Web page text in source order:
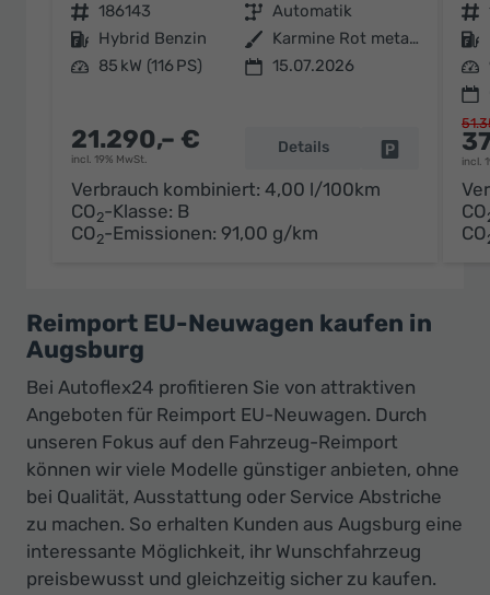
Fahrzeugnr. 186143 Getriebe Automatik
Kraftstoff Hybrid Benzin Außenfarbe
Karmine Rot metallic
Leistung 85 kW (116 PS) 15.07.2026
21.290,– €
incl. 19% MwSt.
Details Fahrzeug
Verbrauch kombiniert: 4,00 l/100km
CO2-Klasse: B
CO2-Emissionen: 91,00 g/km
Fahrzeugnr.
Kraftstoff
Leistung
incl.
CO
CO
Reimport EU-Neuwagen kaufen in
Augsburg
Bei Autoflex24 profitieren Sie von attraktiven
Angeboten für Reimport EU-Neuwagen. Durch
unseren Fokus auf den Fahrzeug-Reimport
können wir viele Modelle günstiger anbieten, ohne
bei Qualität, Ausstattung oder Service Abstriche
zu machen. So erhalten Kunden aus Augsburg eine
interessante Möglichkeit, ihr Wunschfahrzeug
preisbewusst und gleichzeitig sicher zu kaufen.